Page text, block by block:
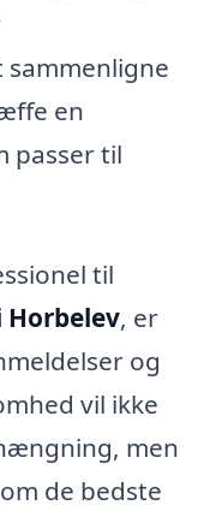
en
passer til
til
, er
og
vil ikke
men
de bedste